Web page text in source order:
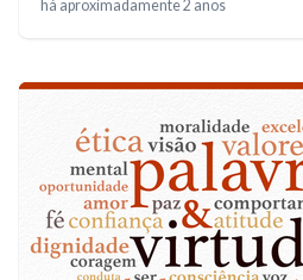
há aproximadamente 2 anos